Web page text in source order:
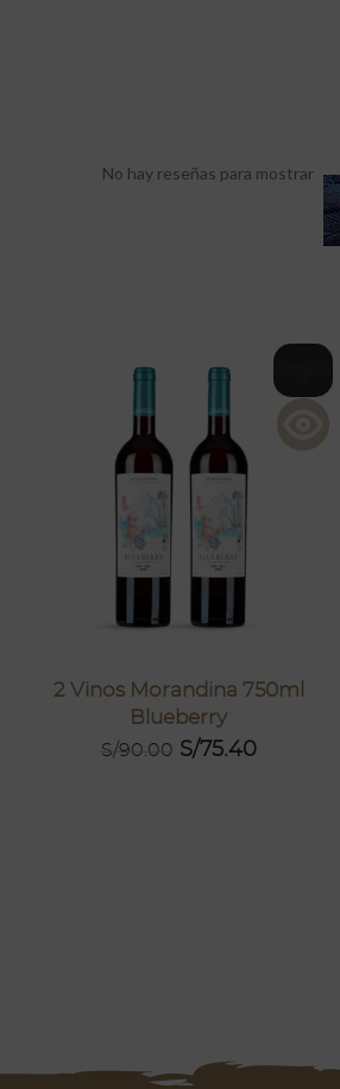
No hay reseñas para mostrar
2 Vinos Morandina 750ml
Blueberry
S/90.00 S/75.40